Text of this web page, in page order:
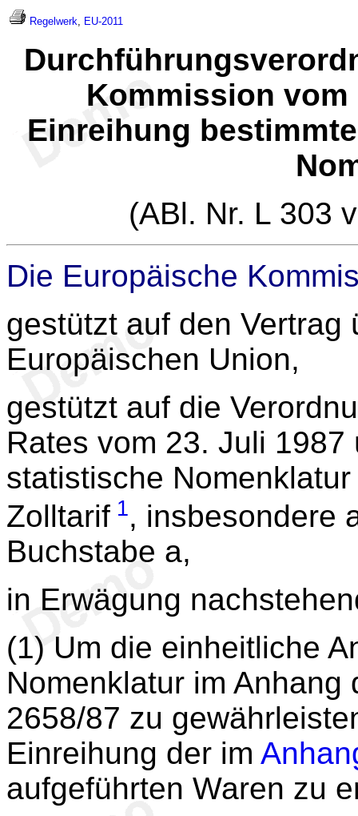
Regelwerk, EU-2011
Kommission vom
Einreihung
(ABl. Nr. L 303
Die Europäische
gestützt auf den Vertrag
Europäischen Union,
gestützt auf die
Rates vom 23. Juli
statistische
Zolltarif 1, insbesondere
Buchstabe a,
in Erwägung
(1) Um die einheitliche
Nomenklatur im Anhang
2658/87 zu
Einreihung der im
aufgeführten Waren zu